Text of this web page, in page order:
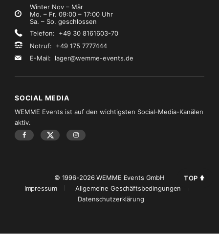
Winter Nov – Mär
Mo. – Fr. 09:00 – 17:00 Uhr
Sa. – So. geschlossen
Telefon: +49 30 8161603-70
Notruf: +49 175 7777444
E-Mail: lager@wemme-events.de
SOCIAL MEDIA
WEMME Events ist auf den wichtigsten Social-Media-Kanälen
aktiv.
© 1996-2026 WEMME Events GmbH
Impressum
Allgemeine Geschäftsbedingungen
Datenschutzerklärung
TOP